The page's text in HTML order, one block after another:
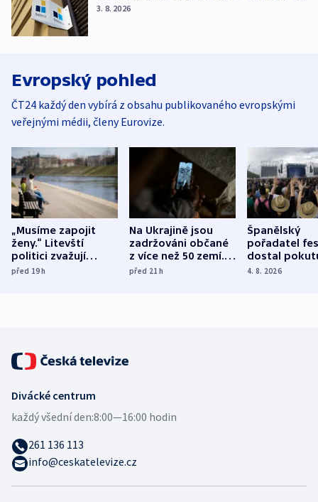
3. 8. 2026
Evropský pohled
ČT24 každý den vybírá z obsahu publikovaného evropskými
veřejnými médii, členy Eurovize.
„Musíme zapojit
ženy.“ Litevští
politici zvažují
dohodu o
před 19h
Na Ukrajině jsou
zadržováni občané
z více než 50 zemí.
Bojovali na straně
před 21h
Španělský
pořadatel
dostal
nekalé
4. 8. 2026
Divácké centrum
každý všední den:8:00—16:00 hodin
261 136 113
info@ceskatelevize.cz